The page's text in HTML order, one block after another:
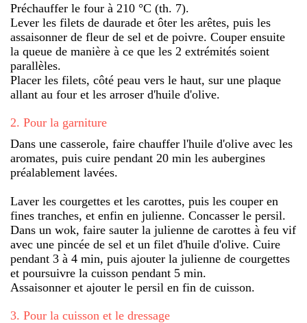
Préchauffer le four à 210 °C (th. 7).
Lever les filets de daurade et ôter les arêtes, puis les
assaisonner de fleur de sel et de poivre. Couper ensuite
la queue de manière à ce que les 2 extrémités soient
parallèles.
Placer les filets, côté peau vers le haut, sur une plaque
allant au four et les arroser d'huile d'olive.
2. Pour la garniture
Dans une casserole, faire chauffer l'huile d'olive avec les
aromates, puis cuire pendant 20 min les aubergines
préalablement lavées.
Laver les courgettes et les carottes, puis les couper en
fines tranches, et enfin en julienne. Concasser le persil.
Dans un wok, faire sauter la julienne de carottes à feu vif
avec une pincée de sel et un filet d'huile d'olive. Cuire
pendant 3 à 4 min, puis ajouter la julienne de courgettes
et poursuivre la cuisson pendant 5 min.
Assaisonner et ajouter le persil en fin de cuisson.
3. Pour la cuisson et le dressage